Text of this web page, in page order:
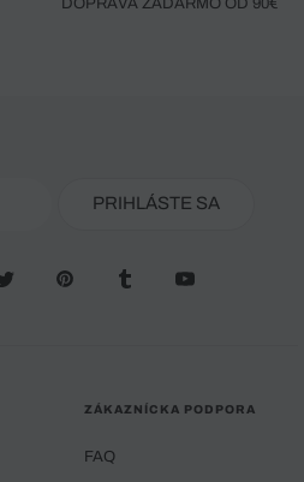
DOPRAVA ZADARMO OD 90€
PRIHLÁSTE SA
ZÁKAZNÍCKA PODPORA
FAQ